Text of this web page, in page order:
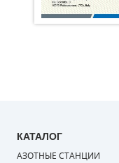
КАТАЛОГ
АЗОТНЫЕ СТАНЦИИ